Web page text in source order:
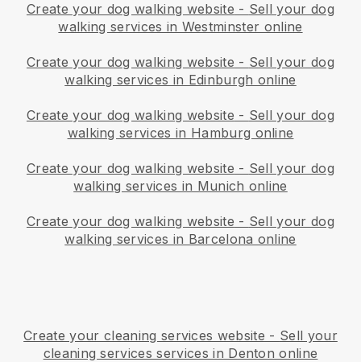
Create your dog walking website - Sell your dog
walking services in Westminster online
Create your dog walking website - Sell your dog
walking services in Edinburgh online
Create your dog walking website - Sell your dog
walking services in Hamburg online
Create your dog walking website - Sell your dog
walking services in Munich online
Create your dog walking website - Sell your dog
walking services in Barcelona online
Create your cleaning services website - Sell your
cleaning services services in Denton online